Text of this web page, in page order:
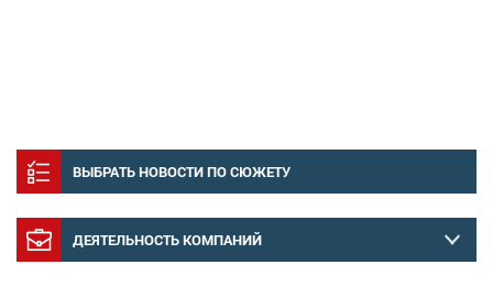
ВЫБРАТЬ НОВОСТИ ПО СЮЖЕТУ
ДЕЯТЕЛЬНОСТЬ КОМПАНИЙ